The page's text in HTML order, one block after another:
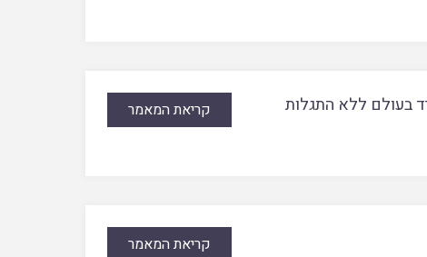
בעולם ללא התגלות קריאת המאמר
קריאת המאמר